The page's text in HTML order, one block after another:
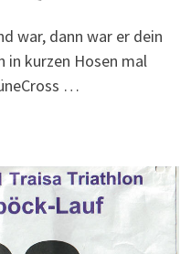
war, dann war er dein
in kurzen Hosen mal
…